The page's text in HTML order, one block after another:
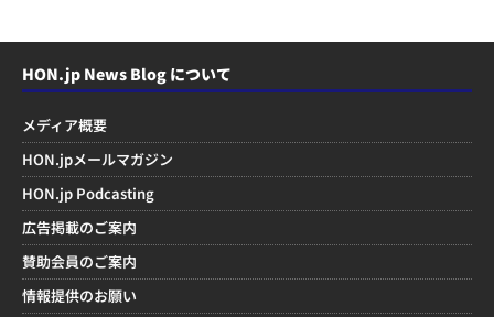
HON.jp News Blog について
メディア概要
HON.jpメールマガジン
HON.jp Podcasting
広告掲載のご案内
賛助会員のご案内
情報提供のお願い